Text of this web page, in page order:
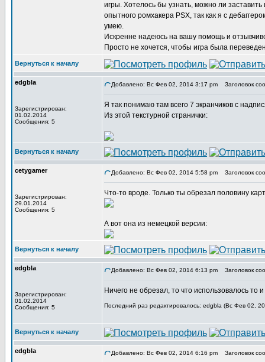
игры. Хотелось бы узнать, можно ли
опытного ромхакера PSX, так как я с
умею.
Искренне надеюсь на вашу помощь и
Просто не хочется, чтобы игра была
Вернуться к началу
edgbla
Зарегистрирован:
01.02.2014
Сообщения: 5
Добавлено: Вс Фев 02, 2014 3:17 pm Заголовок
Я так понимаю там всего 7 экранчиков с
Из этой текстурной странички:
Вернуться к началу
cetygamer
Зарегистрирован:
29.01.2014
Сообщения: 5
Добавлено: Вс Фев 02, 2014 5:58 pm Заголовок
Что-то вроде. Только ты обрезал половину
А вот она из немецкой версии:
Вернуться к началу
edgbla
Зарегистрирован:
01.02.2014
Сообщения: 5
Добавлено: Вс Фев 02, 2014 6:13 pm Заголовок
Ничего не обрезал, то что использовалось то
Последний раз редактировалось: edgbla (Вс Фев 02,
Вернуться к началу
edgbla Добавлено: Вс Фев 02, 2014 6:16 pm Заголовок